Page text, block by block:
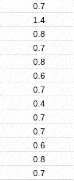
0.7
1.4
0.8
0.7
0.8
0.6
0.7
0.4
0.7
0.7
0.6
0.8
0.7